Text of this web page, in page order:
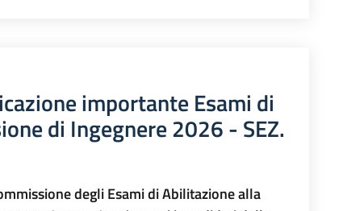
importante Esami di
di Ingegnere 2026 - SEZ.
degli Esami di Abilitazione alla